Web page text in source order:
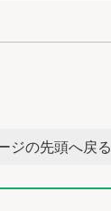
ジの先頭へ戻る